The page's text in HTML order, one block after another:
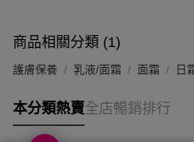
(香港門市) 只顯示可選門市。確認發
每筆HK$20.00，滿HK$100.00或以
(澳門門市) 只顯示可選門市。確認發
取。逾期會取消訂單，並不會安排重
商品相關分類 (1)
護膚保養 乳液/面霜 面霜 日
本分類熱賣全店暢銷排行